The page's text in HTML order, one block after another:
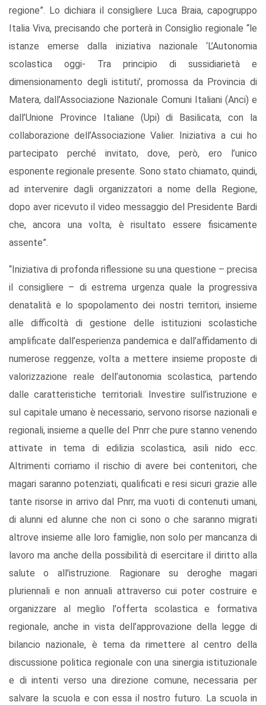
regione”. Lo dichiara il consigliere Luca Braia, capogruppo
Italia Viva, precisando che porterà in Consiglio regionale “le
istanze emerse dalla iniziativa nazionale ‘L’Autonomia
scolastica oggi- Tra principio di sussidiarietà e
dimensionamento degli istituti’, promossa da Provincia di
Matera, dall’Associazione Nazionale Comuni Italiani (Anci) e
dall’Unione Province Italiane (Upi) di Basilicata, con la
collaborazione dell’Associazione Valier. Iniziativa a cui ho
partecipato perché invitato, dove, però, ero l’unico
esponente regionale presente. Sono stato chiamato, quindi,
ad intervenire dagli organizzatori a nome della Regione,
dopo aver ricevuto il video messaggio del Presidente Bardi
che, ancora una volta, è risultato essere fisicamente
assente”.
“Iniziativa di profonda riflessione su una questione – precisa
il consigliere – di estrema urgenza quale la progressiva
denatalità e lo spopolamento dei nostri territori, insieme
alle difficoltà di gestione delle istituzioni scolastiche
amplificate dall’esperienza pandemica e dall’affidamento di
numerose reggenze, volta a mettere insieme proposte di
valorizzazione reale dell’autonomia scolastica, partendo
dalle caratteristiche territoriali. Investire sull’istruzione e
sul capitale umano è necessario, servono risorse nazionali e
regionali, insieme a quelle del Pnrr che pure stanno venendo
attivate in tema di edilizia scolastica, asili nido ecc.
Altrimenti corriamo il rischio di avere bei contenitori, che
magari saranno potenziati, qualificati e resi sicuri grazie alle
tante risorse in arrivo dal Pnrr, ma vuoti di contenuti umani,
di alunni ed alunne che non ci sono o che saranno migrati
altrove insieme alle loro famiglie, non solo per mancanza di
lavoro ma anche della possibilità di esercitare il diritto alla
salute o all'istruzione. Ragionare su deroghe magari
pluriennali e non annuali attraverso cui poter costruire e
organizzare al meglio l'offerta scolastica e formativa
regionale, anche in vista dell’approvazione della legge di
bilancio nazionale, è tema da rimettere al centro della
discussione politica regionale con una sinergia istituzionale
e di intenti verso una direzione comune, necessaria per
salvare la scuola e con essa il nostro futuro. La scuola in